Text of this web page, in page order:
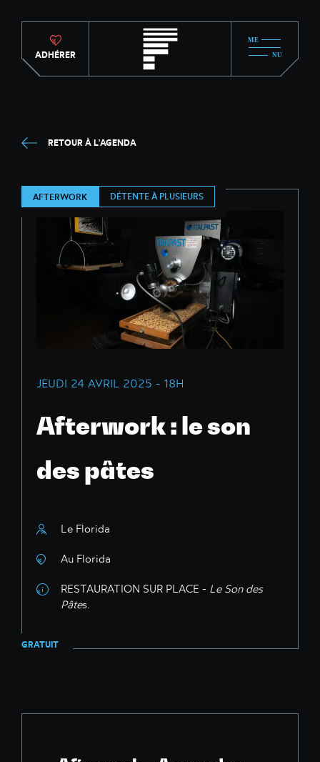
ADHÉRER
RETOUR À L'AGENDA
AFTERWORK DÉTENTE À PLUSIEURS
JEUDI 24 AVRIL 2025 - 18H
Afterwork : le son
des pâtes
Le Florida
Au Florida
RESTAURATION SUR PLACE - Le Son des
Pâtes.
GRATUIT